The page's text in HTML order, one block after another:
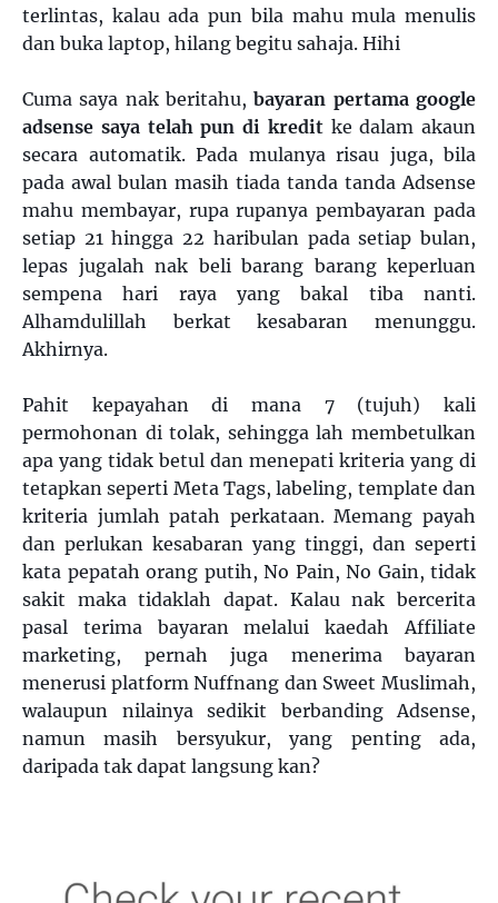
terlintas, kalau ada pun bila mahu mula menulis
dan buka laptop, hilang begitu sahaja. Hihi
Cuma saya nak beritahu,bayaran pertama google
adsense saya telah pun di kreditke dalam akaun
secara automatik. Pada mulanya risau juga, bila
pada awal bulan masih tiada tanda tanda Adsense
mahu membayar, rupa rupanya pembayaran pada
setiap 21 hingga 22 haribulan pada setiap bulan,
lepas jugalah nak beli barang barang keperluan
sempena hari raya yang bakal tiba nanti.
Alhamdulillah berkat kesabaran menunggu.
Akhirnya.
Pahit kepayahan di mana 7 (tujuh) kali
permohonan di tolak, sehingga lah membetulkan
apa yang tidak betul dan menepati kriteria yang di
tetapkan seperti Meta Tags, labeling, template dan
kriteria jumlah patah perkataan. Memang payah
dan perlukan kesabaran yang tinggi, dan seperti
kata pepatah orang putih, No Pain, No Gain, tidak
sakit maka tidaklah dapat. Kalau nak bercerita
pasal terima bayaran melalui kaedah Affiliate
marketing, pernah juga menerima bayaran
menerusi platform Nuffnang dan Sweet Muslimah,
walaupun nilainya sedikit berbanding Adsense,
namun masih bersyukur, yang penting ada,
daripada tak dapat langsung kan?